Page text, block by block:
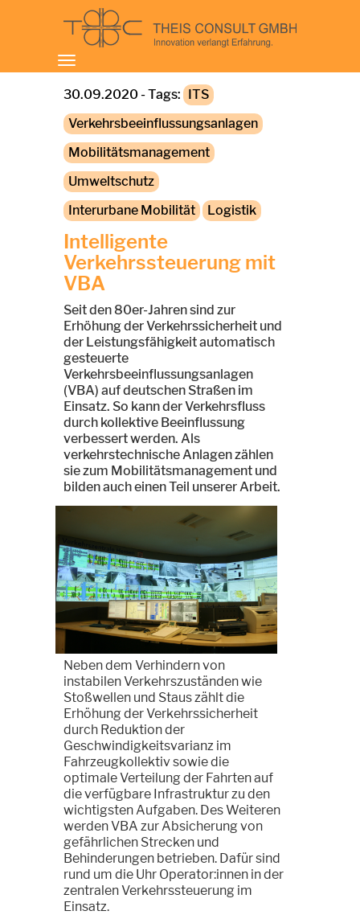
Toggle
navigation
30.09.2020 - Tags: ITS
Verkehrsbeeinflussungsanlagen
Mobilitätsmanagement
Umweltschutz
Interurbane Mobilität
Logistik
Intelligente
Verkehrssteuerung mit
VBA
Seit den 80er-Jahren sind zur
Erhöhung der Verkehrssicherheit und
der Leistungsfähigkeit automatisch
gesteuerte
Verkehrsbeeinflussungsanlagen
(VBA) auf deutschen Straßen im
Einsatz. So kann der Verkehrsfluss
durch kollektive Beeinflussung
verbessert werden. Als
verkehrstechnische Anlagen zählen
sie zum Mobilitätsmanagement und
bilden auch einen Teil unserer Arbeit.
Neben dem Verhindern von
instabilen Verkehrszuständen wie
Stoßwellen und Staus zählt die
Erhöhung der Verkehrssicherheit
durch Reduktion der
Geschwindigkeitsvarianz im
Fahrzeugkollektiv sowie die
optimale Verteilung der Fahrten auf
die verfügbare Infrastruktur zu den
wichtigsten Aufgaben. Des Weiteren
werden VBA zur Absicherung von
gefährlichen Strecken und
Behinderungen betrieben. Dafür sind
rund um die Uhr Operator:innen in der
zentralen Verkehrssteuerung im
Einsatz.